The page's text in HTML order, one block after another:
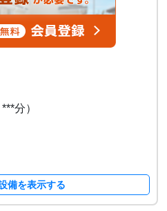
分）
備を表示する